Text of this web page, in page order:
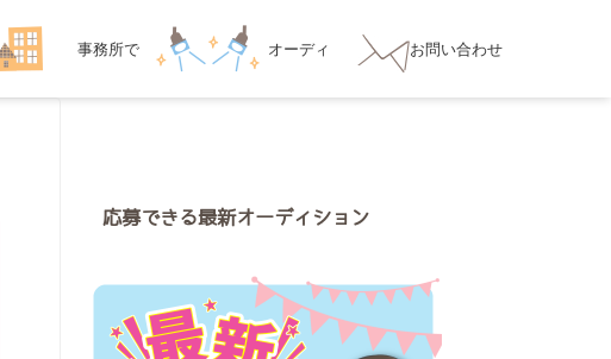
事務所で
探す
オーディ
ション対策
お問い合わせ
応募できる最新オーディション